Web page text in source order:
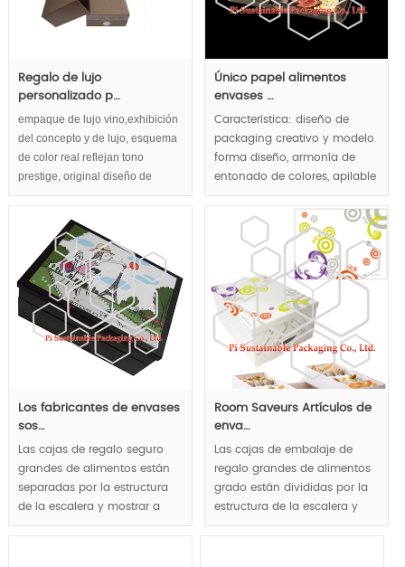
Regalo de lujo
personalizado p…
empaque de lujo vino,exhibición
del concepto y de lujo, esquema
de color real reflejan tono
prestige, original diseño de
empaquetado del vino innovador
sistema de cierre creativo. Lujo y
vino innovador Mostrar así la
bandeja interna real convertido
en lujo y elementos innovadores
para marcas de vino de lujo.
Único papel alimentos
envases …
Característica: diseño de
packaging creativo y modelo
forma diseño, armonía de
entonado de colores, apilable
embalaje, soluciones de
embalaje de una parada de
servicio de alimentos no sólo
proporcionan cajas de
comida hecho personalizado
|, pero también la vajilla
desechable.
MOQ:2000pcs.
Los fabricantes de envases
sos…
Las cajas de regalo seguro
grandes de alimentos están
separadas por la estructura
de la escalera y mostrar a
gourmet en sentido de las
Room Saveurs Artículos de
enva…
Las cajas de embalaje de
regalo grandes de alimentos
grado están divididas por la
estructura de la escalera y
mostrar a gourmet en sentido